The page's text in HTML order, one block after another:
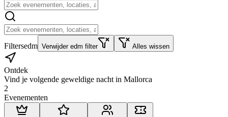
Filtersedm Verwijder edm filter Alles wissen
Ontdek
Vind je volgende geweldige nacht in Mallorca
2
Evenementen